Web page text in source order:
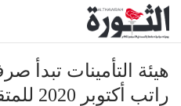
هيئة التأمينات تبدأ
راتب أكتوبر 2020 للمتقاعدين المدنيين